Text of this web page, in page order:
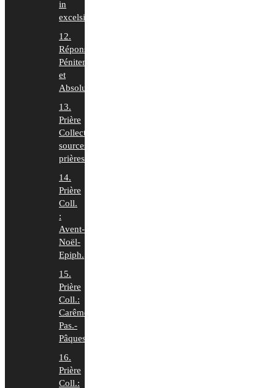
in
excelsis
12.
Répons
Pénitence
et
Absolution
13.
Prière
Collecte:
sources
prières
14.
Prière
Coll.
:
Avent-
Noël-
Epiph.
15.
Prière
Coll.:
Carême-
Pas.-
Pâques
16.
Prière
Coll.: